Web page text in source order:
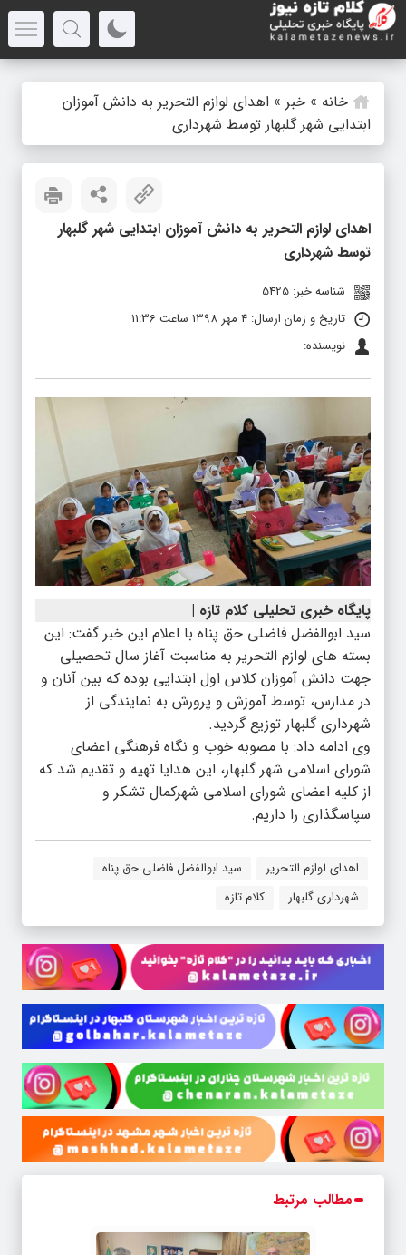
خانه » خبر » اهدای لوازم التحریر به دانش آموزان
ابتدایی شهر گلبهار توسط شهرداری
اهدای لوازم التحریر به دانش آموزان ابتدایی شهر گلبهار
توسط شهرداری
شناسه خبر: 5425
تاریخ و زمان ارسال: 4 مهر 1398 ساعت 11:36
نویسنده:
پایگاه خبری تحلیلی کلام تازه |
سید ابوالفضل فاضلی حق پناه با اعلام این خبر گفت: این
بسته های لوازم التحریر به مناسبت آغاز سال تحصیلی
جهت دانش آموزان کلاس اول ابتدایی بوده که بین آنان و
در مدارس، توسط آموزش و پرورش به نمایندگی از
شهرداری گلبهار توزیع گردید.
وی ادامه داد: با مصوبه خوب و نگاه فرهنگی اعضای
شورای اسلامی شهر گلبهار، این هدایا تهیه و تقدیم شد که
از کلیه اعضای شورای اسلامی شهرکمال تشکر و
سپاسگذاری را داریم.
اهدای لوازم التحریر
سید ابوالفضل فاضلی حق پناه
شهرداری گلبهار
کلام تازه
مطالب مرتبط